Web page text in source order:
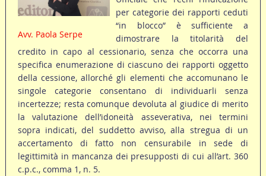
Avv. Paola Serpe
per categorie dei rapporti ceduti
“in blocco” è sufficiente a
dimostrare la titolarità del
credito in capo al cessionario, senza che occorra una
specifica enumerazione di ciascuno dei rapporti oggetto
della cessione, allorché gli elementi che accomunano le
singole categorie consentano di individuarli senza
incertezze; resta comunque devoluta al giudice di merito
la valutazione dell’idoneità asseverativa, nei termini
sopra indicati, del suddetto avviso, alla stregua di un
accertamento di fatto non censurabile in sede di
legittimità in mancanza dei presupposti di cui all’art. 360
c.p.c., comma 1, n. 5.